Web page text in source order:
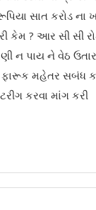
સાત કરોડ ના
કેમ ? આર સી સી
ન પાય ને વેઠ
મહેતર સબંધ
કરવા માંગ કરી